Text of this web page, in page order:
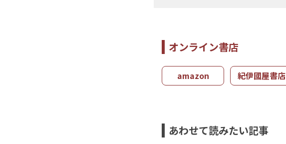
オンライン書店
amazon 紀伊國屋書店
あわせて読みたい記事